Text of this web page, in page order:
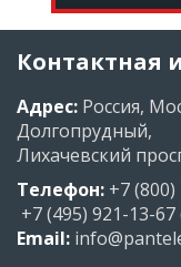
Контактная
Адрес: Россия,
Долгопрудный,
Лихачевский
Телефон: +7
+7 (495) 921-13-67
Email: